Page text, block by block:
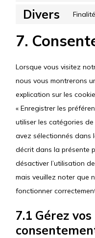
Divers
7.
Lorsque vous visitez
nous vous montrerons
explication sur les
« Enregistrer les
utiliser les catégories
avez sélectionnés dans
décrit dans la présente
désactiver l’utilisation
mais veuillez noter que
fonctionner
7.1 Gérez